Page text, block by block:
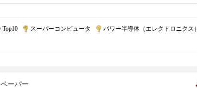
Top10 スーパーコンピュータ パワー半導体（エレクトロニクス）
ーパー